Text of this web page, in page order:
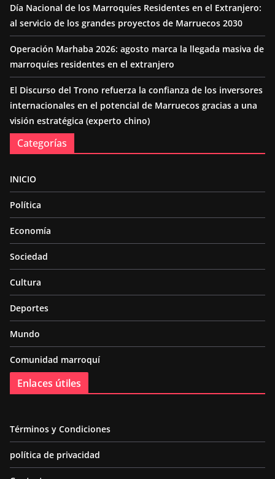
Día Nacional de los Marroquíes Residentes en el Extranjero:
al servicio de los grandes proyectos de Marruecos 2030
Operación Marhaba 2026: agosto marca la llegada masiva de
marroquíes residentes en el extranjero
El Discurso del Trono refuerza la confianza de los inversores
internacionales en el potencial de Marruecos gracias a una
visión estratégica (experto chino)
Categorías
INICIO
Política
Economía
Sociedad
Cultura
Deportes
Mundo
Comunidad marroquí
Enlaces útiles
Términos y Condiciones
política de privacidad